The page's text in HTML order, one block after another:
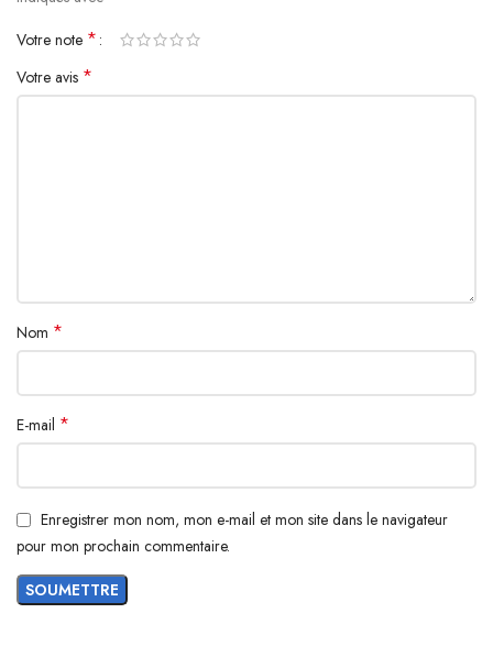
Votre note *
Votre avis *
Nom *
E-mail *
Enregistrer mon nom, mon e-mail et mon site dans le navigateur
pour mon prochain commentaire.